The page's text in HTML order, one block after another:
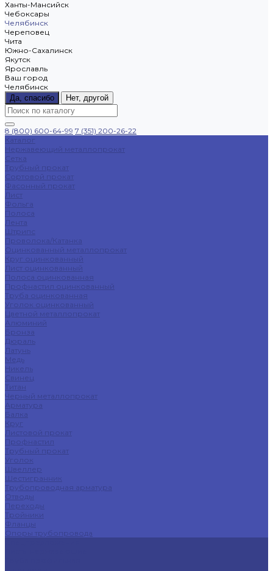
Ханты-Мансийск
Чебоксары
Челябинск
Череповец
Чита
Южно-Сахалинск
Якутск
Ярославль
Ваш город
Челябинск
Да, спасибо
Нет, другой
8 (800) 600-64-99 7 (351) 200-26-22
Каталог
Нержавеющий металлопрокат
Сетка
Трубный прокат
Сортовой прокат
Фасонный прокат
Лист
Фольга
Полоса
Лента
Штрипс
Проволока/Катанка
Оцинкованный металлопрокат
Круг оцинкованный
Лист оцинкованный
Полоса оцинкованная
Профнастил оцинкованный
Труба оцинкованная
Уголок оцинкованный
Цветной металлопрокат
Алюминий
Бронза
Дюраль
Латунь
Медь
Никель
Свинец
Титан
Черный металлопрокат
Арматура
Балка
Круг
Листовой прокат
Профнастил
Трубный прокат
Уголок
Швеллер
Шестигранник
Трубопроводная арматура
Отводы
Переходы
Тройники
Фланцы
Опоры трубопровода